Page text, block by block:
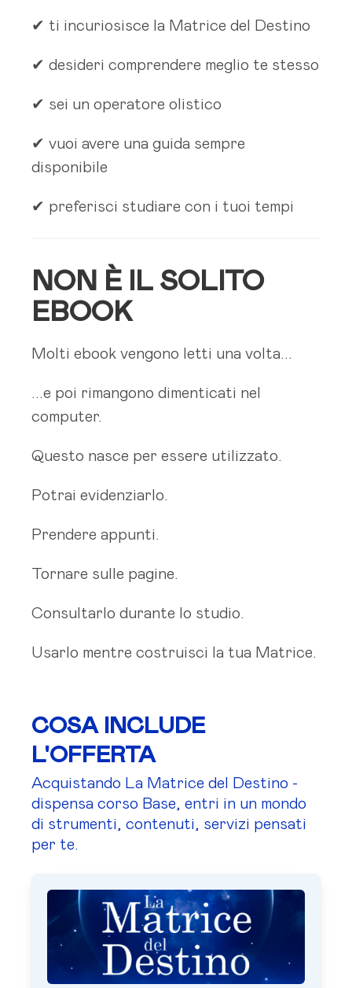
✔ ti incuriosisce la Matrice del Destino
✔ desideri comprendere meglio te stesso
✔ sei un operatore olistico
✔ vuoi avere una guida sempre
disponibile
✔ preferisci studiare con i tuoi tempi
NON È IL SOLITO
EBOOK
Molti ebook vengono letti una volta...
...e poi rimangono dimenticati nel
computer.
Questo nasce per essere utilizzato.
Potrai evidenziarlo.
Prendere appunti.
Tornare sulle pagine.
Consultarlo durante lo studio.
Usarlo mentre costruisci la tua Matrice.
COSA INCLUDE
L'OFFERTA
Acquistando La Matrice del Destino -
dispensa corso Base, entri in un mondo
di strumenti, contenuti, servizi pensati
per te.